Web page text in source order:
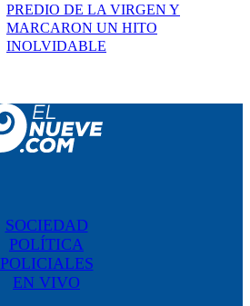
PREDIO DE LA VIRGEN Y
MARCARON UN HITO
INOLVIDABLE
SOCIEDAD
POLÍTICA
POLICIALES
EN VIVO